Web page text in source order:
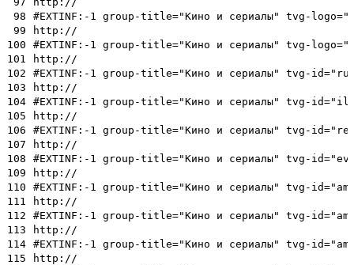
98
#EXTINF:-1 group-title="Кино и сериалы" tvg-
99
http://
100
#EXTINF:-1 group-title="Кино и сериалы" tvg-
101
http://
102
#EXTINF:-1 group-title="Кино и сериалы" tvg-
103
http://
104 #EXTINF:-1 group-title="Кино и сериалы" tvg-
105
http://
106
#EXTINF:-1 group-title="Кино и сериалы" tvg-
107
http://
108
#EXTINF:-1 group-title="Кино и сериалы" tvg-
109
http://
110
#EXTINF:-1 group-title="Кино и сериалы" tvg-
111
http://
112
#EXTINF:-1 group-title="Кино и сериалы" tvg-
113
http://
114 #EXTINF:-1 group-title="Кино и сериалы" tvg-
115
http://